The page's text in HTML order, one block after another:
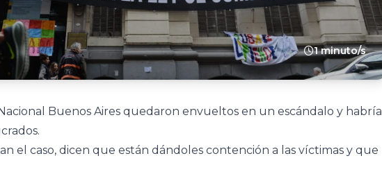
1 minuto/s
Buenos Aires quedaron envueltos en un escándalo y habría
el caso, dicen que están dándoles contención a las víctimas y que